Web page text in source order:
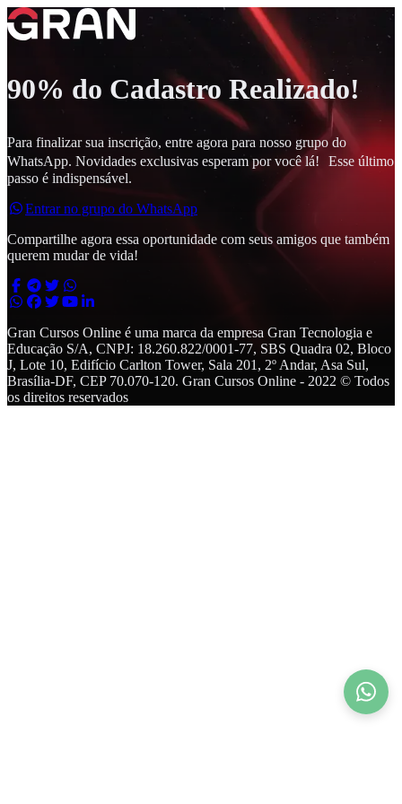
90% do Cadastro Realizado!
Para finalizar sua inscrição, entre agora para nosso grupo do
WhatsApp. Novidades exclusivas esperam por você lá! Esse último
passo é indispensável.
Entrar no grupo do WhatsApp
Compartilhe agora essa oportunidade com seus amigos que também
querem mudar de vida!
Gran Cursos Online é uma marca da empresa Gran Tecnologia e
Educação S/A, CNPJ: 18.260.822/0001-77, SBS Quadra 02, Bloco
J, Lote 10, Edifício Carlton Tower, Sala 201, 2º Andar, Asa Sul,
Brasília-DF, CEP 70.070-120. Gran Cursos Online - 2022 © Todos
os direitos reservados